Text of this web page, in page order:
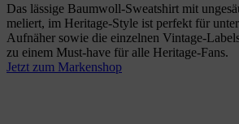
Das lässige Baumwoll-Sweatshirt mit
meliert, im Heritage-Style ist perfekt für
Aufnäher sowie die einzelnen Vintage-
zu einem Must-have für alle Heritage-Fans.
Jetzt zum Markenshop